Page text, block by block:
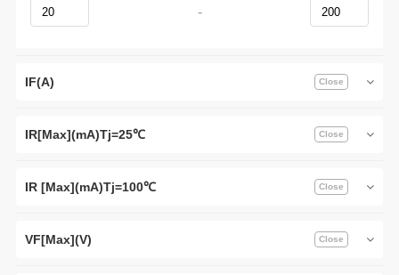
-
IF(A)
IR[Max](mA)Tj=25℃
IR [Max](mA)Tj=100℃
VF[Max](V)